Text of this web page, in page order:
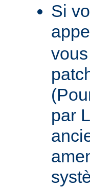
Si
par